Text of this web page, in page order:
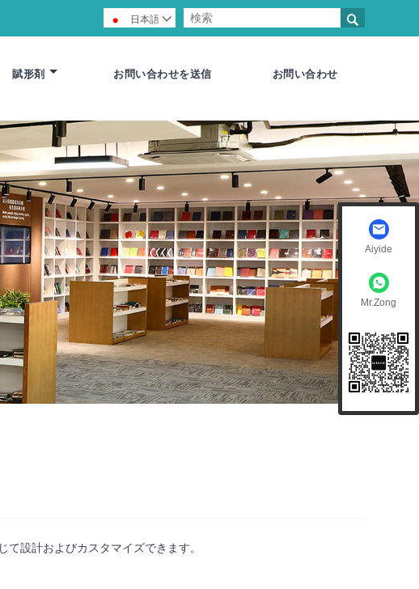

日本語 
賦形剤 お問い合わせを送信 お問い合わせ
設計およびカスタマイズできます。
Aiyide
Mr.Zong